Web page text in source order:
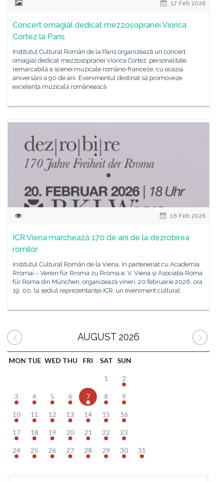
17 Feb 2026
Concert omagial dedicat mezzosopranei Viorica
Cortez la Paris
Institutul Cultural Român de la Paris organizează un concert
omagial dedicat mezzosopranei Viorica Cortez, personalitate
remarcabilă a scenei muzicale româno-franceze, cu ocazia
aniversării a 90 de ani. Evenimentul destinat să promoveze
excelența muzicală românească
16 Feb 2026
ICR Viena marchează 170 de ani de la dezrobirea
romilor
Institutul Cultural Român de la Viena, în parteneriat cu Academia
Rromaï – Verein für Rroma zu Rroma e. V. Viena și Asociația Roma
für Roma din München, organizează vineri, 20 februarie 2026, ora
19. 00, la sediul reprezentanței ICR, un eveniment cultural
AUGUST 2026
MON TUE WED THU FRI SAT SUN
1 2
3 4 5 6 7 8 9
10 11 12 13 14 15 16
17 18 19 20 21 22 23
24 25 26 27 28 29 30 31